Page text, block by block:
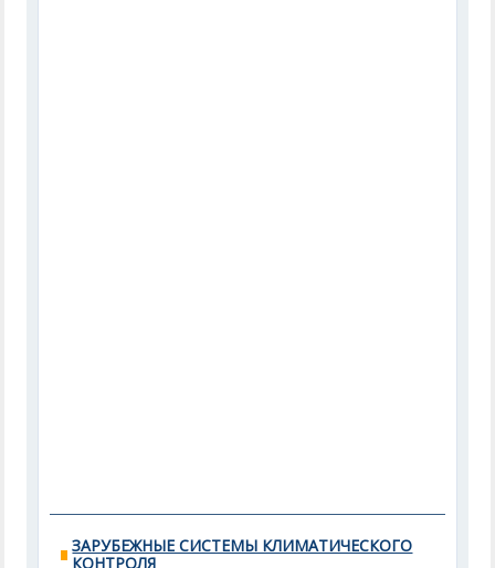
ЗАРУБЕЖНЫЕ СИСТЕМЫ КЛИМАТИЧЕСКОГО
КОНТРОЛЯ